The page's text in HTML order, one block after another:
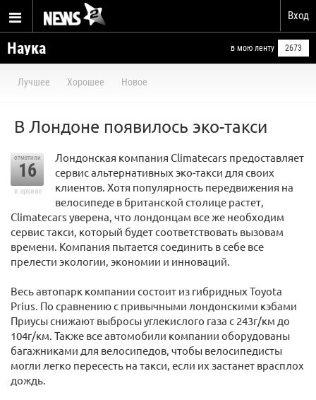
Вход
Наука в мою ленту 2673
Лучшее Хорошее Новое
В Лондоне появилось эко-такси
отметили
16
в архиве
Лондонская компания Climatecars предоставляет
сервис альтернативных эко-такси для своих
клиентов. Хотя популярность передвижения на
велосипеде в британской столице растет,
Climatecars уверена, что лондонцам все же необходим
сервис такси, который будет соответствовать вызовам
времени. Компания пытается соединить в себе все
прелести экологии, экономии и инноваций.
Весь автопарк компании состоит из гибридных Toyota
Prius. По сравнению с привычными лондонскими кэбами
Приусы снижают выбросы углекислого газа с 243г/км до
104г/км. Также все автомобили компании оборудованы
багажниками для велосипедов, чтобы велосипедисты
могли легко пересесть на такси, если их застанет врасплох
дождь.